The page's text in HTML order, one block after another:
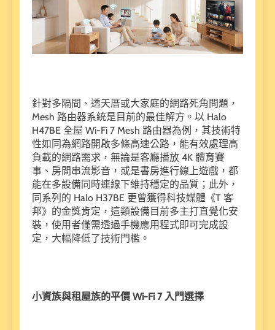
針對多隔間、透天厝或大家庭的網路死角問題，
Mesh 路由器系統是目前的最佳解方。以 Halo
H47BE 全屋 Wi-Fi 7 Mesh 路由器為例，其技術特
性如同為網路開啟多條高速公路，能有效處理高
負載的網路需求，無論是客廳播放 4K 體育賽
事、房間串流影音，或是書房進行線上遊戲，都
能在多設備同時連線下維持穩定的品質；此外，
同系列的 Halo H37BE 更曾獲得科技媒體《T 客
邦》的金獎肯定，這類設備目前多主打直覺化安
裝，使用者僅需透過手機應用程式即可完成設
定，大幅降低了技術門檻。
小資族與租屋族的平價 Wi-Fi 7 入門選擇